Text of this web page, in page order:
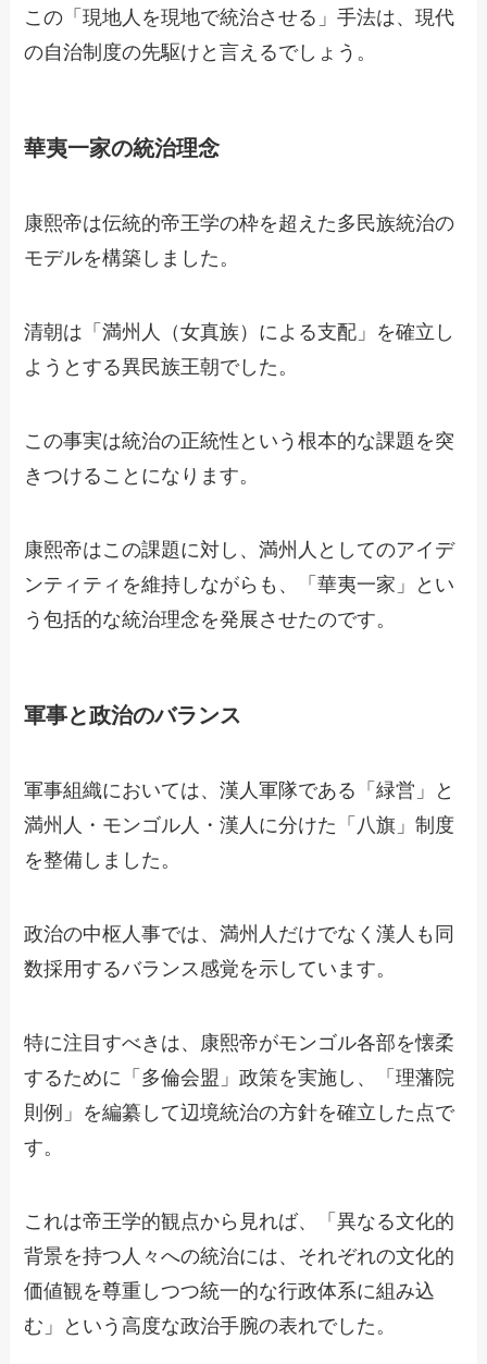
この「現地人を現地で統治させる」手法は、現代
の自治制度の先駆けと言えるでしょう。
華夷一家の統治理念
康熙帝は伝統的帝王学の枠を超えた多民族統治の
モデルを構築しました。
清朝は「満州人（女真族）による支配」を確立し
ようとする異民族王朝でした。
この事実は統治の正統性という根本的な課題を突
きつけることになります。
康熙帝はこの課題に対し、満州人としてのアイデ
ンティティを維持しながらも、「華夷一家」とい
う包括的な統治理念を発展させたのです。
軍事と政治のバランス
軍事組織においては、漢人軍隊である「緑営」と
満州人・モンゴル人・漢人に分けた「八旗」制度
を整備しました。
政治の中枢人事では、満州人だけでなく漢人も同
数採用するバランス感覚を示しています。
特に注目すべきは、康熙帝がモンゴル各部を懐柔
するために「多倫会盟」政策を実施し、「理藩院
則例」を編纂して辺境統治の方針を確立した点で
す。
これは帝王学的観点から見れば、「異なる文化的
背景を持つ人々への統治には、それぞれの文化的
価値観を尊重しつつ統一的な行政体系に組み込
む」という高度な政治手腕の表れでした。